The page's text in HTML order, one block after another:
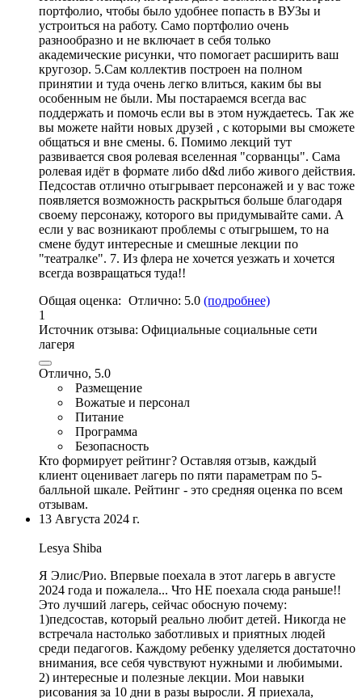
портфолио, чтобы было удобнее попасть в ВУЗы и
устроиться на работу. Само портфолио очень
разнообразно и не включает в себя только
академические рисунки, что помогает расширить ваш
кругозор. 5.Сам коллектив построен на полном
принятии и туда очень легко влиться, каким бы вы
особенным не были. Мы постараемся всегда вас
поддержать и помочь если вы в этом нуждаетесь. Так же
вы можете найти новых друзей , с которыми вы сможете
общаться и вне смены. 6. Помимо лекций тут
развивается своя ролевая вселенная "сорванцы". Сама
ролевая идёт в формате либо d&d либо живого действия.
Педсостав отлично отыгрывает персонажей и у вас тоже
появляется возможность раскрыться больше благодаря
своему персонажу, которого вы придумывайте сами. А
если у вас возникают проблемы с отыгрышем, то на
смене будут интересные и смешные лекции по
"театралке". 7. Из флера не хочется уезжать и хочется
всегда возвращаться туда!!
Общая оценка: Отлично: 5.0 (подробнее)
1
Источник отзыва: Официальные социальные сети
лагеря
Отлично, 5.0
Размещение
Вожатые и персонал
Питание
Программа
Безопасность
Кто формирует рейтинг? Оставляя отзыв, каждый
клиент оценивает лагерь по пяти параметрам по 5-
балльной шкале. Рейтинг - это средняя оценка по всем
отзывам.
13 Августа 2024 г.
Lesya Shiba
Я Элис/Рио. Впервые поехала в этот лагерь в августе
2024 года и пожалела... Что НЕ поехала сюда раньше!!
Это лучший лагерь, сейчас обосную почему:
1)педсостав, который реально любит детей. Никогда не
встречала настолько заботливых и приятных людей
среди педагогов. Каждому ребенку уделяется достаточно
внимания, все себя чувствуют нужными и любимыми.
2) интересные и полезные лекции. Мои навыки
рисования за 10 дни в разы выросли. Я приехала,